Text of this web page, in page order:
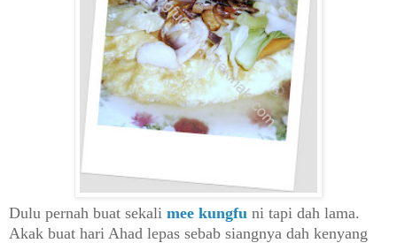
Dulu pernah buat sekali mee kungfu ni tapi dah lama.
Akak buat hari Ahad lepas sebab siangnya dah kenyang